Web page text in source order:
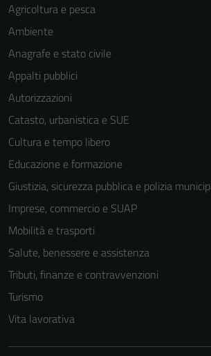
Agricoltura e pesca
Ambiente
Anagrafe e stato civile
Appalti pubblici
Autorizzazioni
Catasto, urbanistica e SUE
Cultura e tempo libero
Educazione e formazione
Giustizia, sicurezza pubblica e polizia
Imprese, commercio e SUAP
Mobilità e trasporti
Salute, benessere e assistenza
Tributi, finanze e contravvenzioni
Turismo
Vita lavorativa